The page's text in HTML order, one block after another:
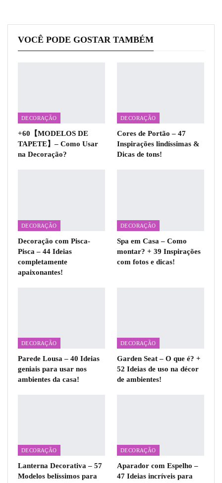
VOCÊ PODE GOSTAR TAMBÉM
DECORAÇÃO
+60【MODELOS DE
TAPETE】– Como Usar
na Decoração?
DECORAÇÃO
Cores de Portão – 47
Inspirações lindíssimas &
Dicas de tons!
DECORAÇÃO
Decoração com Pisca-
Pisca – 44 Ideias
completamente
apaixonantes!
DECORAÇÃO
Spa em Casa – Como
montar? + 39 Inspirações
com fotos e dicas!
DECORAÇÃO
Parede Lousa – 40 Ideias
geniais para usar nos
ambientes da casa!
DECORAÇÃO
Garden Seat – O que é? +
52 Ideias de uso na décor
de ambientes!
DECORAÇÃO
Lanterna Decorativa – 57
Modelos belíssimos para
DECORAÇÃO
Aparador com Espelho –
47 Ideias incríveis para